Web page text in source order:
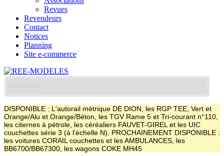
Revues
Revendeurs
Contact
Notices
Planning
Site e-commerce
DISPONIBLE : L'autorail métrique DE DION, les RGP TEE, Vert et
Orange/Alu et Orange/Béton, les TGV Rame 5 et Tri-courant n°110,
les citernes à pétrole, les céréaliers FAUVET-GIREL et les UIC
couchettes série 3 (à l'échelle N). PROCHAINEMENT DISPONIBLE :
les voitures CORAIL couchettes et les AMBULANCES, les
BB6700/BB67300, les wagons COKE MH45